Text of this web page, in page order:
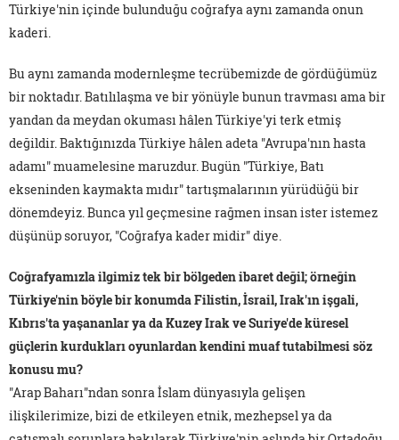
Türkiye'nin içinde bulunduğu coğrafya aynı zamanda onun
kaderi.
Bu aynı zamanda modernleşme tecrübemizde de gördüğümüz
bir noktadır. Batılılaşma ve bir yönüyle bunun travması ama bir
yandan da meydan okuması hâlen Türkiye'yi terk etmiş
değildir. Baktığınızda Türkiye hâlen adeta "Avrupa'nın hasta
adamı" muamelesine maruzdur. Bugün "Türkiye, Batı
ekseninden kaymakta mıdır" tartışmalarının yürüdüğü bir
dönemdeyiz. Bunca yıl geçmesine rağmen insan ister istemez
düşünüp soruyor, "Coğrafya kader midir" diye.
Coğrafyamızla ilgimiz tek bir bölgeden ibaret değil; örneğin
Türkiye'nin böyle bir konumda Filistin, İsrail, Irak'ın işgali,
Kıbrıs'ta yaşananlar ya da Kuzey Irak ve Suriye'de küresel
güçlerin kurdukları oyunlardan kendini muaf tutabilmesi söz
konusu mu?
"Arap Baharı"ndan sonra İslam dünyasıyla gelişen
ilişkilerimize, bizi de etkileyen etnik, mezhepsel ya da